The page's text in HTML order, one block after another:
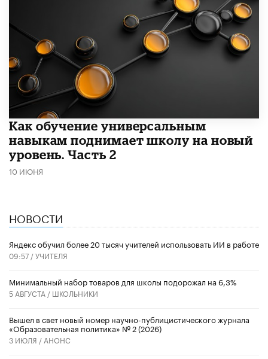
​Как обучение универсальным
навыкам поднимает школу на новый
уровень. Часть 2
10 ИЮНЯ
НОВОСТИ
​Яндекс обучил более 20 тысяч учителей использовать ИИ в работе
09:57 /УЧИТЕЛЯ
Минимальный набор товаров для школы подорожал на 6,3%
5 АВГУСТА / ШКОЛЬНИКИ
Вышел в свет новый номер научно-публицистического журнала
«Образовательная политика» № 2 (2026)
3 ИЮЛЯ / АНОНС